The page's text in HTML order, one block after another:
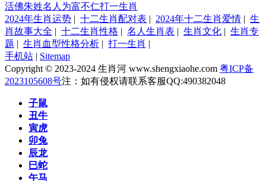
活佛朱姓名人 为富不仁打一生肖
2024年生肖运势 | 十二生肖配对表 | 2024年十二生肖爱情 | 生
肖故事大全 | 十二生肖性格 | 名人生肖表 | 生肖文化 | 生肖专
题 | 生肖血型性格分析 | 打一生肖 |
手机站 | Sitemap
Copyright © 2023-2024 生肖河 www.shengxiaohe.com 粤ICP备
2023105608号注：如有侵权请联系客服QQ:490382048
子鼠
丑牛
寅虎
卯兔
辰龙
巳蛇
午马